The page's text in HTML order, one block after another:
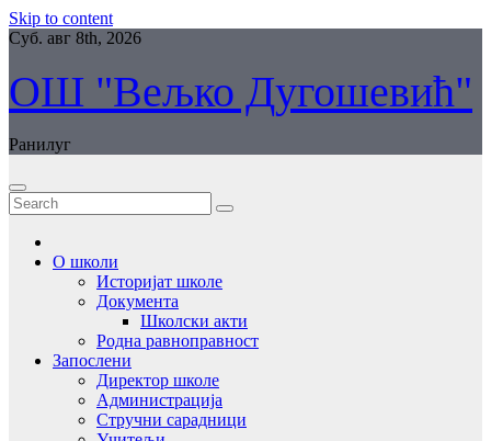
Skip to content
Суб. авг 8th, 2026
ОШ "Вељко Дугошевић"
Ранилуг
О школи
Историјат школе
Документа
Школски акти
Родна равноправност
Запослени
Директор школе
Администрација
Стручни сарадници